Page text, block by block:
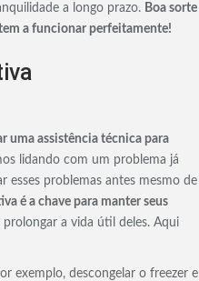
a longo prazo. Boa sorte
a funcionar perfeitamente!
uma assistência técnica para
lidando com um problema já
esses problemas antes mesmo de
é a chave para manter seus
prolongar a vida útil deles. Aqui
exemplo, descongelar o freezer e